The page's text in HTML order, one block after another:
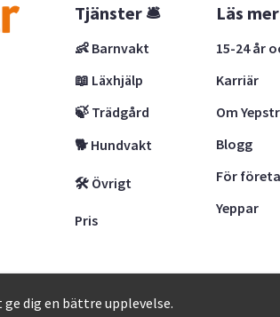
Tjänster 🛎
👶 Barnvakt
📖 Läxhjälp
🍃 Trädgård
🐕 Hundvakt
🛠 Övrigt
Pris
Läs
15-24 år
Karriär
Om Yepstr
Blogg
För
Yeppar
9817 • Skeppsbron 28, 111 30 Stockholm
dig en bättre upplevelse.